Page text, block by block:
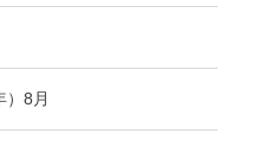
）8月